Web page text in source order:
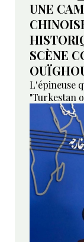
UNE
SCÈNE
L'épineuse
"Turkestan